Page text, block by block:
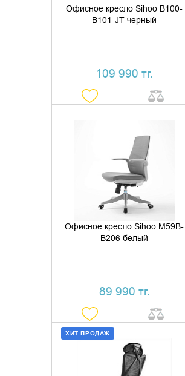
Офисное кресло Sihoo B100-
B101-JT черный
109 990 тг.
Офисное кресло Sihoo M59B-
B206 белый
89 990 тг.
ДОБАВИТЬ В КОРЗИНУ
КУПИТЬ В 1 КЛИК
ХИТ ПРОДАЖ
ДОБАВИТЬ В КОРЗИНУ